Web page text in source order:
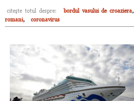
citeşte totul despre: bordul vasului de croaziera,
romani, coronavirus